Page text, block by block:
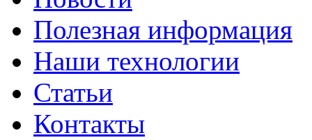
Полезная информация
Наши технологии
Статьи
Контакты